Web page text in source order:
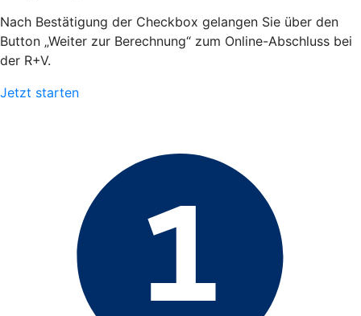
Nach Bestätigung der Checkbox gelangen Sie über den
Button „Weiter zur Berechnung“ zum Online-Abschluss bei
der R+V.
Jetzt starten